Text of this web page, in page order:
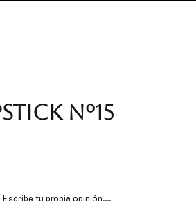
Nº15
tu propia opinión....